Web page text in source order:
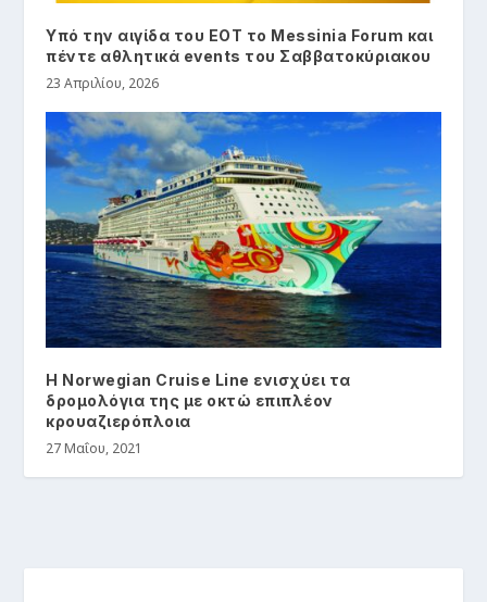
Υπό την αιγίδα του ΕΟΤ το Messinia Forum και
πέντε αθλητικά events του Σαββατοκύριακου
23 Απριλίου, 2026
Η Norwegian Cruise Line ενισχύει τα
δρομολόγια της με οκτώ επιπλέον
κρουαζιερόπλοια
27 Μαΐου, 2021